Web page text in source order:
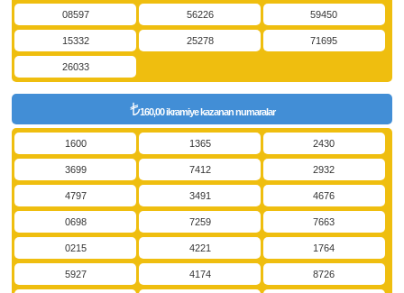
08597 56226 59450
15332 25278 71695
26033
160,00 ikramiye kazanan numaralar
1600 1365 2430
3699 7412 2932
4797 3491 4676
0698 7259 7663
0215 4221 1764
5927 4174 8726